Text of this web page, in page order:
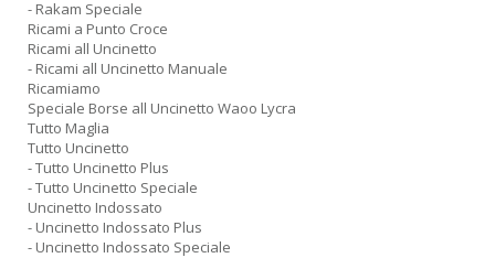
- Rakam Speciale
Ricami a Punto Croce
Ricami all Uncinetto
- Ricami all Uncinetto Manuale
Ricamiamo
Speciale Borse all Uncinetto Waoo Lycra
Tutto Maglia
Tutto Uncinetto
- Tutto Uncinetto Plus
- Tutto Uncinetto Speciale
Uncinetto Indossato
- Uncinetto Indossato Plus
- Uncinetto Indossato Speciale